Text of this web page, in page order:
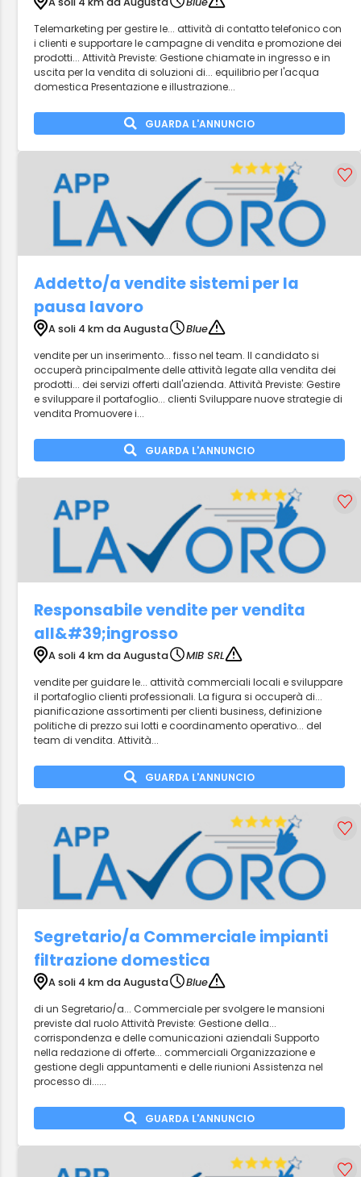
Telemarketing per gestire le... attività di contatto telefonico con
i clienti e supportare le campagne di vendita e promozione dei
prodotti... Attività Previste: Gestione chiamate in ingresso e in
uscita per la vendita di soluzioni di... equilibrio per l'acqua
domestica Presentazione e illustrazione...
GUARDA L'ANNUNCIO
Addetto/a vendite sistemi per la
pausa lavoro
A soli 4 km da Augusta
Blue
vendite per un inserimento... fisso nel team. Il candidato si
occuperà principalmente delle attività legate alla vendita dei
prodotti... dei servizi offerti dall'azienda. Attività Previste: Gestire
e sviluppare il portafoglio... clienti Sviluppare nuove strategie di
vendita Promuovere i...
GUARDA L'ANNUNCIO
Responsabile vendite per vendita
all&#39;ingrosso
A soli 4 km da Augusta
MIB SRL
vendite per guidare le... attività commerciali locali e sviluppare
il portafoglio clienti professionali. La figura si occuperà di...
pianificazione assortimenti per clienti business, definizione
politiche di prezzo sui lotti e coordinamento operativo... del
team di vendita. Attività...
GUARDA L'ANNUNCIO
Segretario/a Commerciale impianti
filtrazione domestica
A soli 4 km da Augusta
Blue
di un Segretario/a... Commerciale per svolgere le mansioni
previste dal ruolo Attività Previste: Gestione della...
corrispondenza e delle comunicazioni aziendali Supporto
nella redazione di offerte... commerciali Organizzazione e
gestione degli appuntamenti e delle riunioni Assistenza nel
processo di......
GUARDA L'ANNUNCIO